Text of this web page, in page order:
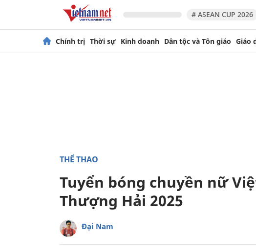
# ASEAN CUP 2026
Chính trị Thời sự Kinh doanh Dân tộc và Tôn giáo Giáo
THỂ THAO
Tuyển bóng chuyền nữ
Thượng Hải 2025
Đại Nam